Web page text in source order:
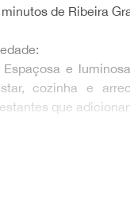
de Ribeira
e
cozinha e
que